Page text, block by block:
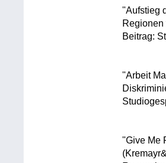
"Aufstieg
Beitrag:
"Arbeit
"Give Me